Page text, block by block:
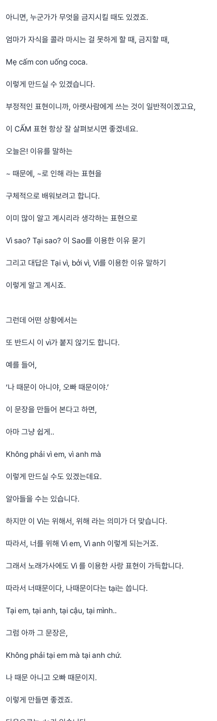
아니면, 누군가가 무엇을 금지시킬 때도 있겠죠.
엄마가 자식을 콜라 마시는 걸 못하게 할 때, 금지할 때,
Mẹ cấm con uống coca.
이렇게 만드실 수 있겠습니다.
부정적인 표현이니까, 아랫사람에게 쓰는 것이 일반적이겠고요,
이 CẤM 표현 항상 잘 살펴보시면 좋겠네요.
오늘은! 이유를 말하는
~ 때문에, ~로 인해 라는 표현을
구체적으로 배워보려고 합니다.
이미 많이 알고 계시리라 생각하는 표현으로
Vì sao? Tại sao? 이 Sao를 이용한 이유 묻기
그리고 대답은 Tại vì, bởi vì, Vì를 이용한 이유 말하기
이렇게 알고 계시죠.
그런데 어떤 상황에서는
또 반드시 이 vì가 붙지 않기도 합니다.
예를 들어,
‘나 때문이 아니야, 오빠 때문이야.’
이 문장을 만들어 본다고 하면,
아마 그냥 쉽게..
Không phải vì em, vì anh mà
이렇게 만드실 수도 있겠는데요.
알아들을 수는 있습니다.
하지만 이 Vì는 위해서, 위해 라는 의미가 더 맞습니다.
따라서, 너를 위해 Vì em, Vì anh 이렇게 되는거죠.
그래서 노래가사에도 Vì 를 이용한 사랑 표현이 가득합니다.
따라서 너때문이다, 나때문이다는 tại는 씁니다.
Tại em, tại anh, tại cậu, tại mình..
그럼 아까 그 문장은,
Không phải tại em mà tại anh chứ.
나 때문 아니고 오빠 때문이지.
이렇게 만들면 좋겠죠.